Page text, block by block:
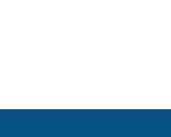
сплит-систем.